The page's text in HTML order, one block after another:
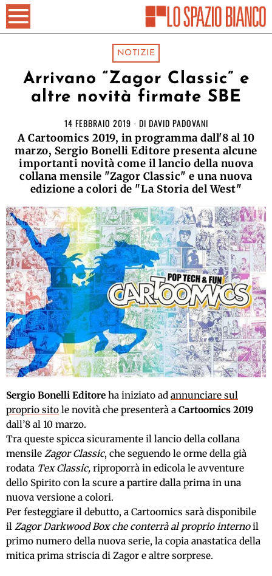
NOTIZIE
Arrivano “Zagor Classic” e
altre novità firmate SBE
14 FEBBRAIO 2019 DI DAVID PADOVANI
A Cartoomics 2019, in programma dall'8 al 10
marzo, Sergio Bonelli Editore presenta alcune
importanti novità come il lancio della nuova
collana mensile "Zagor Classic" e una nuova
edizione a colori de "La Storia del West"
Sergio Bonelli Editore ha iniziato ad annunciare sul
proprio sito le novità che presenterà a Cartoomics 2019
dall’8 al 10 marzo.
Tra queste spicca sicuramente il lancio della collana
mensile Zagor Classic, che seguendo le orme della già
rodata Tex Classic, riproporrà in edicola le avventure
dello Spirito con la scure a partire dalla prima in una
nuova versione a colori.
Per festeggiare il debutto, a Cartoomics sarà disponibile
il Zagor Darkwood Box che conterrà al proprio internoil
primo numero della nuova serie, la copia anastatica della
mitica prima striscia di Zagor e altre sorprese.